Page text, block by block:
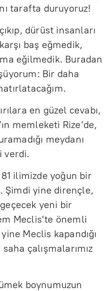
tarafta duruyoruz!
dürüst insanları
baş eğmedik,
eğilmedik. Buradan
Bir daha
en güzel cevabı,
memleketi Rize’de,
meydanı
verdi.
ilimizde yoğun bir
Şimdi yine dirençle,
yeni bir
Meclis'te önemli
Meclis kapandığı
çalışmalarımız
boynumuzun